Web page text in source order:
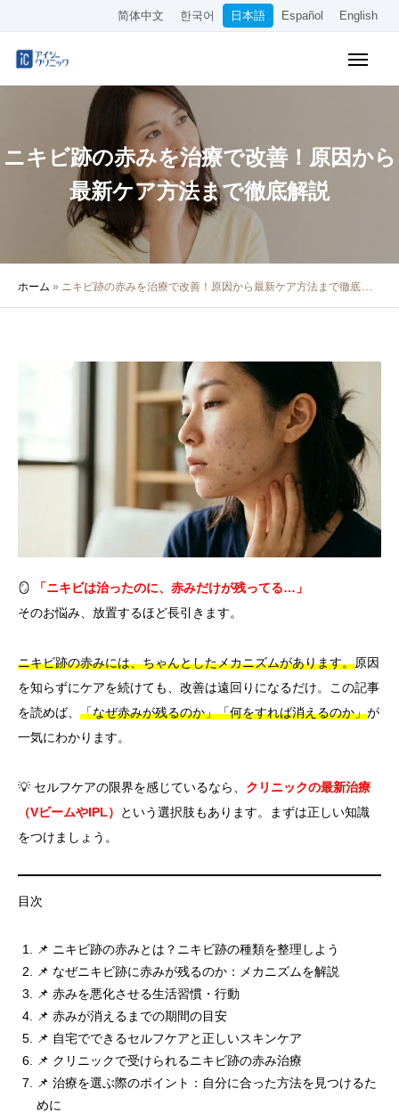
简体中文 한국어 日本語 Español English
ニキビ跡の赤みを治療で改善！原因から
最新ケア方法まで徹底解説
ホーム » ニキビ跡の赤みを治療で改善！原因から最新ケア方法まで徹底解説
🪞
「ニキビは治ったのに、赤みだけが残ってる…」
そのお悩み、放置するほど長引きます。
ニキビ跡の赤みには、ちゃんとしたメカニズムがあります。原因
を知らずにケアを続けても、改善は遠回りになるだけ。この記事
を読めば、 「なぜ赤みが残るのか」「何をすれば消えるのか」が
一気にわかります。
💡 セルフケアの限界を感じているなら、 クリニックの最新治療
（VビームやIPL）
という選択肢もあります。まずは正しい知識
をつけましょう。
目次
📌 ニキビ跡の赤みとは？ニキビ跡の種類を整理しよう
📌 なぜニキビ跡に赤みが残るのか：メカニズムを解説
📌 赤みを悪化させる生活習慣・行動
📌 赤みが消えるまでの期間の目安
📌 自宅でできるセルフケアと正しいスキンケア
📌 クリニックで受けられるニキビ跡の赤み治療
📌 治療を選ぶ際のポイント：自分に合った方法を見つけるた
めに
アクセス
クリニック紹介
診療内容
院長・医師の紹介
简体中文 한국어 日本語 Español English